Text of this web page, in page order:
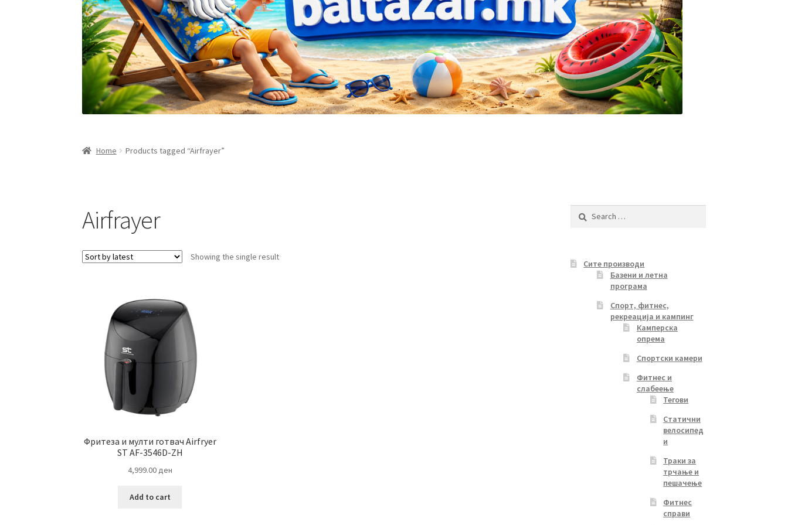
Home Products tagged “Airfrayer”
Airfrayer
Showing the single result
Фритеза и мулти готвач Airfryer
ST AF-3546D-ZH
4,999.00ден
Add to cart
Search
Сите производи
Базени и летна
програма
Спорт, фитнес,
рекреација и кампинг
Камперска
опрема
Спортски камери
Фитнес и
слабеење
Тегови
Статични
велосипед
и
Траки за
трчање и
пешачење
Фитнес
справи